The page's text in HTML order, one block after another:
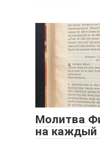
Молитва
на каждый